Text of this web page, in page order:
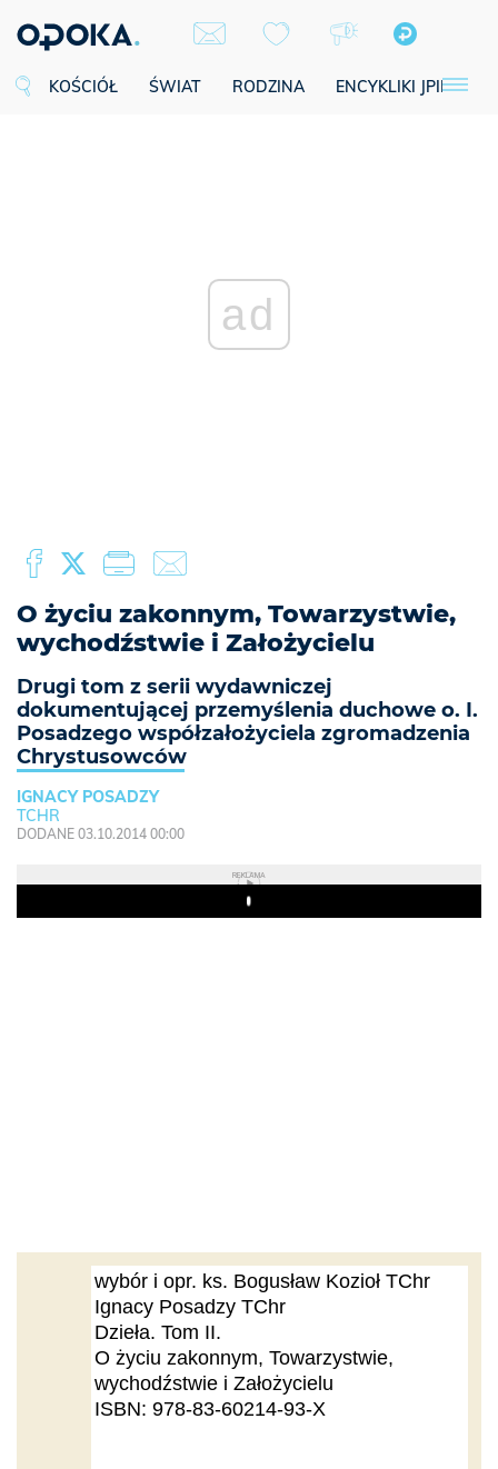
KOŚCIÓŁ ŚWIAT RODZINA ENCYKLIKI JPII
ad
O życiu zakonnym, Towarzystwie,
wychodźstwie i Założycielu
Drugi tom z serii wydawniczej
dokumentującej przemyślenia duchowe o. I.
Posadzego współzałożyciela zgromadzenia
Chrystusowców
IGNACY POSADZY
TCHR
DODANE 03.10.2014 00:00
REKLAMA
Play
wybór i opr. ks. Bogusław Kozioł TChr
Ignacy Posadzy TChr
Dzieła. Tom II.
O życiu zakonnym, Towarzystwie,
wychodźstwie i Założycielu
ISBN: 978-83-60214-93-X